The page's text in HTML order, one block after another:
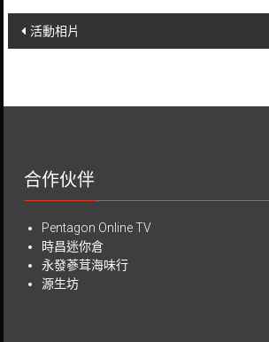
Post
活動相片
合作伙伴
Pentagon Online TV
時昌迷你倉
永發蔘茸海味行
源生坊